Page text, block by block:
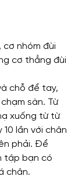
cơ nhóm đùi
cơ thẳng đùi
chỗ để tay,
sàn. Từ
xuống từ từ
lần với chân
phải. Để
tập bạn có
chân.